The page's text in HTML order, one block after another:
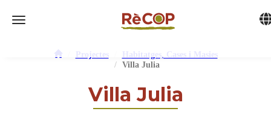
Toggle navigation
Projectes
Habitatges, Cases i Masies
Villa Julia
Villa Julia